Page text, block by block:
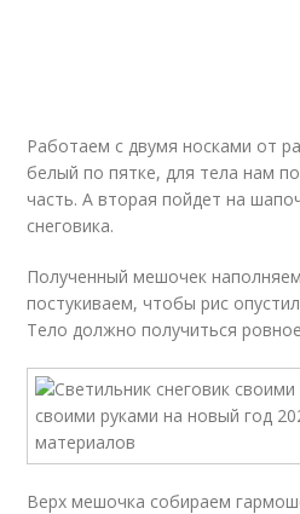
Работаем с двумя носками от
белый по пятке, для тела нам
часть. А вторая пойдет на
снеговика.
Полученный мешочек
постукиваем, чтобы рис
Тело должно получиться
Верх мешочка собираем